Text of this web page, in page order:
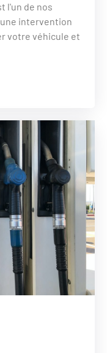
l'un de nos
intervention
votre véhicule et